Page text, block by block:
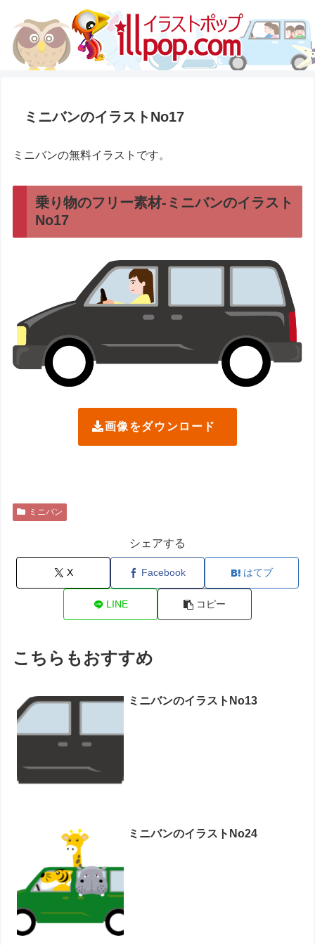
ミニバンのイラストNo17
ミニバンの無料イラストです。
乗り物のフリー素材-ミニバンのイラスト
No17
画像をダウンロード
ミニバン
シェアする
X Facebook はてブ
LINE コピー
こちらもおすすめ
ミニバンのイラストNo13
ミニバンのイラストNo24